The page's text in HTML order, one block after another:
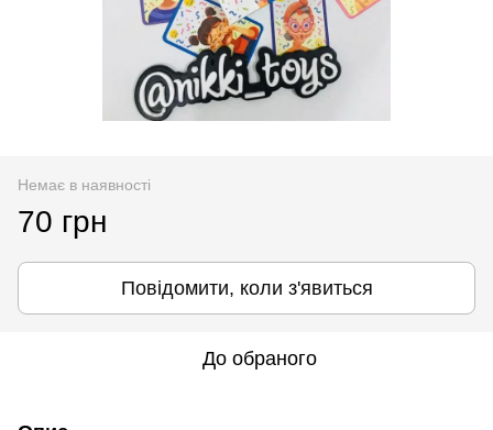
Немає в наявності
70 грн
Повідомити, коли з'явиться
До обраного